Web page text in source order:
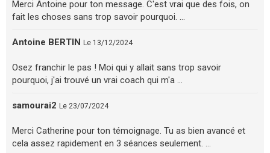
Merci Antoine pour ton message. C'est vrai que des fois, on
fait les choses sans trop savoir pourquoi. ...
Antoine BERTIN Le 13/12/2024
Osez franchir le pas ! Moi qui y allait sans trop savoir
pourquoi, j'ai trouvé un vrai coach qui m'a ...
samourai2 Le 23/07/2024
Merci Catherine pour ton témoignage. Tu as bien avancé et
cela assez rapidement en 3 séances seulement. ...